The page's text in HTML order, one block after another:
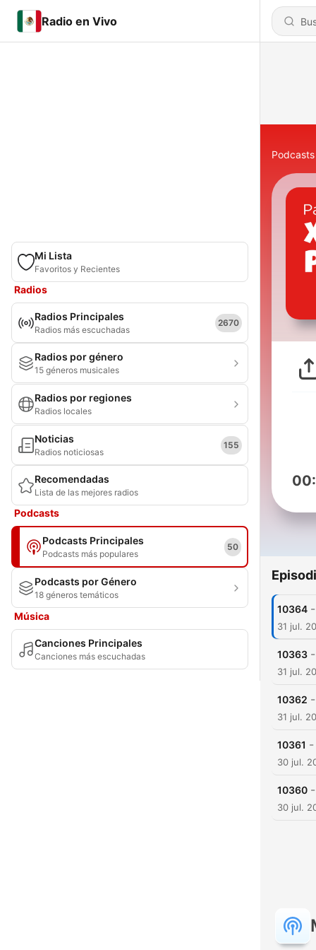
Radio en Vivo
Mi Lista
Favoritos y Recientes
Radios
Radios Principales
Radios más escuchadas
2670
Radios por género
15 géneros musicales
Radios por regiones
Radios locales
Noticias
Radios noticiosas
155
Recomendadas
Lista de las mejores radios
Podcasts
Podcasts Principales
Podcasts más populares
50
Podcasts por Género
18 géneros temáticos
Música
Canciones Principales
Canciones más escuchadas
Podcasts
10364 -
31 jul.
10363 -
31 jul.
10362 -
31 jul.
10361 -
30 jul.
10360 -
30 jul.